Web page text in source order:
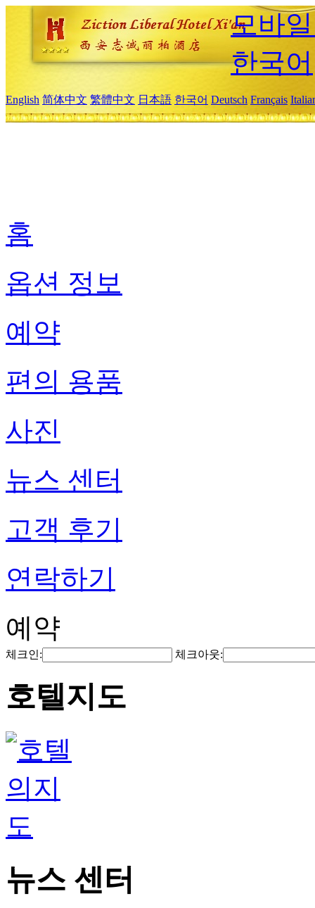
모바
한국어
English 简体中文 繁體中文 日本語 한국어 Deutsch Français
홈
옵션 정보
예약
편의 용품
사진
뉴스 센터
고객 후기
연락하기
예약
체크인: 체크아웃:
호텔지도
뉴스 센터